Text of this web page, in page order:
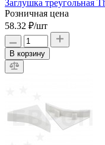
Заглушка треугольная
Розничная цена
58.32 ₽/шт
В корзину